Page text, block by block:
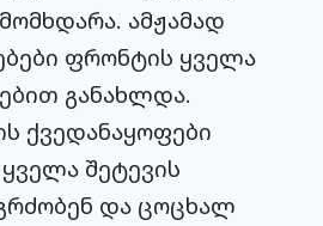
ამჟამად
ფრონტის ყველა
განახლდა.
ქვედანაყოფები
შეტევის
და ცოცხალ